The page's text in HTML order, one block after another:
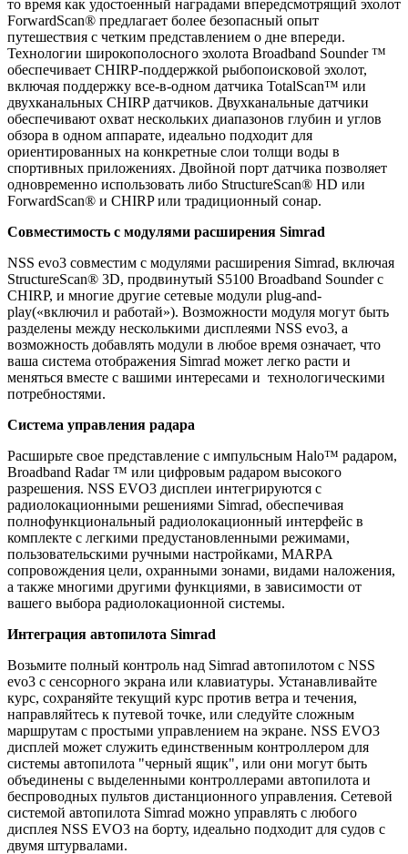
то время как удостоенный наградами впередсмотрящий эхолот
ForwardScan® предлагает более безопасный опыт
путешествия с четким представлением о дне впереди.
Технологии широкополосного эхолота Broadband Sounder ™
обеспечивает CHIRP-поддержкой рыбопоисковой эхолот,
включая поддержку все-в-одном датчика TotalScan™ или
двухканальных CHIRP датчиков. Двухканальные датчики
обеспечивают охват нескольких диапазонов глубин и углов
обзора в одном аппарате, идеально подходит для
ориентированных на конкретные слои толщи воды в
спортивных приложениях. Двойной порт датчика позволяет
одновременно использовать либо StructureScan® HD или
ForwardScan® и CHIRP или традиционный сонар.
Совместимость с модулями расширения Simrad
NSS evo3 совместим с модулями расширения Simrad, включая
StructureScan® 3D, продвинутый S5100 Broadband Sounder с
CHIRP, и многие другие сетевые модули plug-and-
play(«включил и работай»). Возможности модуля могут быть
разделены между несколькими дисплеями NSS evo3, а
возможность добавлять модули в любое время означает, что
ваша система отображения Simrad может легко расти и
меняться вместе с вашими интересами и технологическими
потребностями.
Система управления радара
Расширьте свое представление с импульсным Halo™ радаром,
Broadband Radar ™ или цифровым радаром высокого
разрешения. NSS EVO3 дисплеи интегрируются с
радиолокационными решениями Simrad, обеспечивая
полнофункциональный радиолокационный интерфейс в
комплекте с легкими предустановленными режимами,
пользовательскими ручными настройками, MARPA
сопровождения цели, охранными зонами, видами наложения,
а также многими другими функциями, в зависимости от
вашего выбора радиолокационной системы.
Интеграция автопилота Simrad
Возьмите полный контроль над Simrad автопилотом с NSS
evo3 с сенсорного экрана или клавиатуры. Устанавливайте
курс, сохраняйте текущий курс против ветра и течения,
направляйтесь к путевой точке, или следуйте сложным
маршрутам с простыми управлением на экране. NSS EVO3
дисплей может служить единственным контроллером для
системы автопилота "черный ящик", или они могут быть
объединены с выделенными контроллерами автопилота и
беспроводных пультов дистанционного управления. Сетевой
системой автопилота Simrad можно управлять с любого
дисплея NSS EVO3 на борту, идеально подходит для судов с
двумя штурвалами.